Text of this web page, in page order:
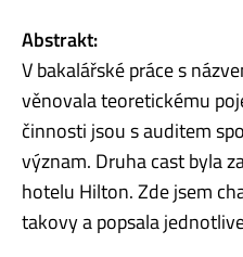
Abstrakt:
V bakalářské práce s
věnovala teoretickému
činnosti jsou s auditem
význam. Druha cast byla
hotelu Hilton. Zde jsem
takovy a popsala